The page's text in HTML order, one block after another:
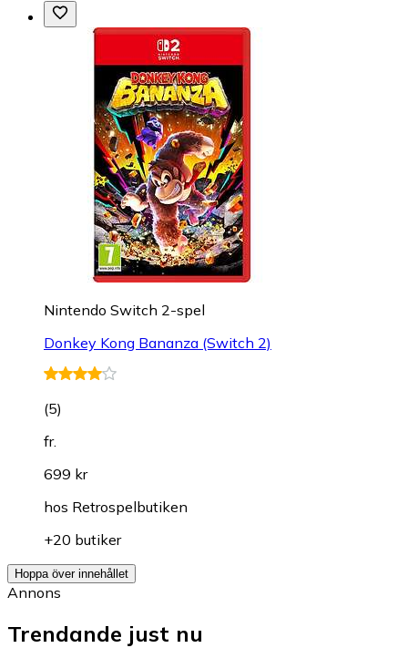
Nintendo Switch 2-spel
Donkey Kong Bananza (Switch 2)
(5)
fr.
699 kr
hos Retrospelbutiken
+20 butiker
Hoppa över innehållet
Annons
Trendande just nu